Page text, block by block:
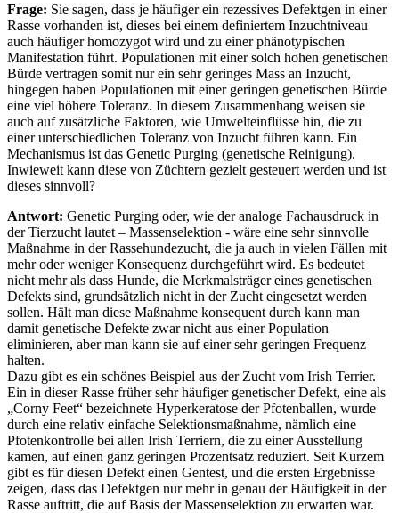
Frage: Sie sagen, dass je häufiger ein rezessives Defektgen in einer
Rasse vorhanden ist, dieses bei einem definiertem Inzuchtniveau
auch häufiger homozygot wird und zu einer phänotypischen
Manifestation führt. Populationen mit einer solch hohen genetischen
Bürde vertragen somit nur ein sehr geringes Mass an Inzucht,
hingegen haben Populationen mit einer geringen genetischen Bürde
eine viel höhere Toleranz. In diesem Zusammenhang weisen sie
auch auf zusätzliche Faktoren, wie Umwelteinflüsse hin, die zu
einer unterschiedlichen Toleranz von Inzucht führen kann. Ein
Mechanismus ist das Genetic Purging (genetische Reinigung).
Inwieweit kann diese von Züchtern gezielt gesteuert werden und ist
dieses sinnvoll?
Antwort: Genetic Purging oder, wie der analoge Fachausdruck in
der Tierzucht lautet – Massenselektion - wäre eine sehr sinnvolle
Maßnahme in der Rassehundezucht, die ja auch in vielen Fällen mit
mehr oder weniger Konsequenz durchgeführt wird. Es bedeutet
nicht mehr als dass Hunde, die Merkmalsträger eines genetischen
Defekts sind, grundsätzlich nicht in der Zucht eingesetzt werden
sollen. Hält man diese Maßnahme konsequent durch kann man
damit genetische Defekte zwar nicht aus einer Population
eliminieren, aber man kann sie auf einer sehr geringen Frequenz
halten.
Dazu gibt es ein schönes Beispiel aus der Zucht vom Irish Terrier.
Ein in dieser Rasse früher sehr häufiger genetischer Defekt, eine als
„Corny Feet“ bezeichnete Hyperkeratose der Pfotenballen, wurde
durch eine relativ einfache Selektionsmaßnahme, nämlich eine
Pfotenkontrolle bei allen Irish Terriern, die zu einer Ausstellung
kamen, auf einen ganz geringen Prozentsatz reduziert. Seit Kurzem
gibt es für diesen Defekt einen Gentest, und die ersten Ergebnisse
zeigen, dass das Defektgen nur mehr in genau der Häufigkeit in der
Rasse auftritt, die auf Basis der Massenselektion zu erwarten war.